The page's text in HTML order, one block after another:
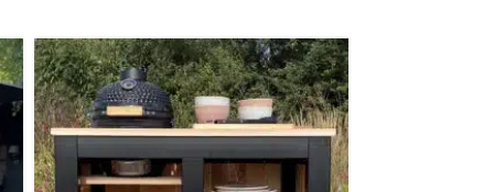
helpen om de goederen op de juiste plek te